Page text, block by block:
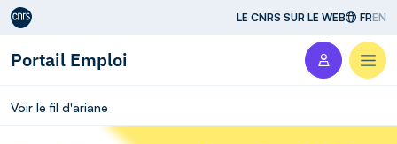
Aller au contenu LE CNRS SUR LE WEB FREN
Portail Emploi
Voir le fil d'ariane